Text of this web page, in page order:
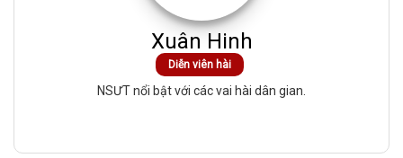
Xuân Hinh
Diễn viên hài
NSƯT nổi bật với các vai hài dân gian.